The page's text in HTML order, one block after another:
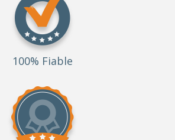
100% Fiable